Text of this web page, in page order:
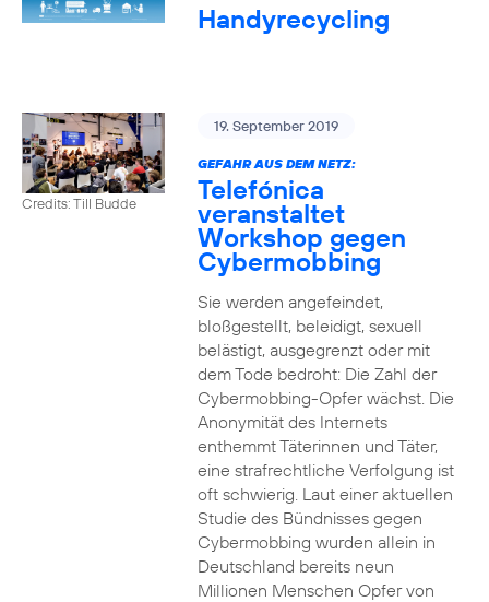
Handyrecycling
Credits: Till Budde
19. September 2019
GEFAHR AUS DEM NETZ:
Telefónica
veranstaltet
Workshop gegen
Cybermobbing
Sie werden angefeindet,
bloßgestellt, beleidigt, sexuell
belästigt, ausgegrenzt oder mit
dem Tode bedroht: Die Zahl der
Cybermobbing-Opfer wächst. Die
Anonymität des Internets
enthemmt Täterinnen und Täter,
eine strafrechtliche Verfolgung ist
oft schwierig. Laut einer aktuellen
Studie des Bündnisses gegen
Cybermobbing wurden allein in
Deutschland bereits neun
Millionen Menschen Opfer von